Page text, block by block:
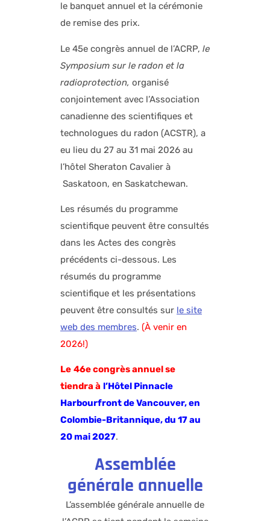
le banquet annuel et la cérémonie
de remise des prix.
Le 45e congrès annuel de l’ACRP, le
Symposium sur le radon et la
radioprotection, organisé
conjointement avec l’Association
canadienne des scientifiques et
technologues du radon (ACSTR), a
eu lieu du 27 au 31 mai 2026 au
l’hôtel Sheraton Cavalier à
Saskatoon, en Saskatchewan.
Les résumés du programme
scientifique peuvent être consultés
dans les Actes des congrès
précédents ci-dessous. Les
résumés du programme
scientifique et les présentations
peuvent être consultés sur le site
web des membres. (À venir en
2026!)
Le 46e congrès annuel se
tiendra à l’Hôtel Pinnacle
Harbourfront de Vancouver, en
Colombie-Britannique, du 17 au
20 mai 2027.
Assemblée
générale annuelle
L’assemblée générale annuelle de